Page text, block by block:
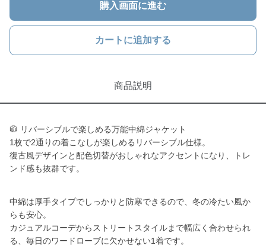
購入画面に進む
カートに追加する
商品説明
🧥 リバーシブルで楽しめる万能中綿ジャケット
1枚で2通りの着こなしが楽しめるリバーシブル仕様。
復古風デザインと配色切替がおしゃれなアクセントになり、トレ
ンド感も抜群です。
中綿は厚手タイプでしっかりと防寒できるので、冬の冷たい風か
らも安心。
カジュアルコーデからストリートスタイルまで幅広く合わせられ
る、毎日のワードローブに欠かせない1着です。